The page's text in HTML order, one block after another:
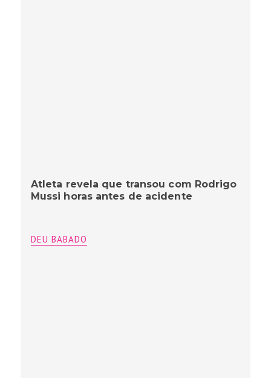
Atleta revela que transou com Rodrigo
Mussi horas antes de acidente
DEU BABADO